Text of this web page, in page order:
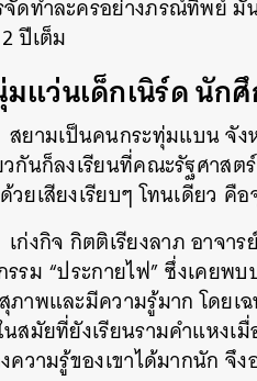
จัดทำละครอย่างภรณ์ทิพย์
ปีเต็ม
แว่นเด็กเนิร์ด นัก
สยามเป็นคนกระทุ่มแบน จัง
วกันก็ลงเรียนที่คณะรัฐศาส
ยเสียงเรียบๆ โทนเดียว คือ
เก่งกิจ กิตติเรียงลาภ อาจ
รม “ประกายไฟ” ซึ่งเคยพ
ภาพและมีความรู้มาก โดยเ
นสมัยที่ยังเรียนรามคำแหง
ความรู้ของเขาได้มากนัก จึ
ค้นหา